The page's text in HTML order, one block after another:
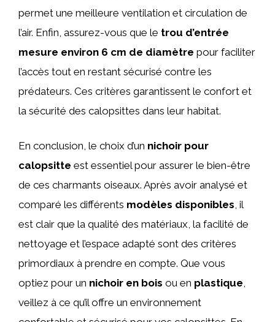
permet une meilleure ventilation et circulation de
l’air. Enfin, assurez-vous que le trou d’entrée
mesure environ 6 cm de diamètre pour faciliter
l’accès tout en restant sécurisé contre les
prédateurs. Ces critères garantissent le confort et
la sécurité des calopsittes dans leur habitat.
En conclusion, le choix d’un nichoir pour
calopsitte est essentiel pour assurer le bien-être
de ces charmants oiseaux. Après avoir analysé et
comparé les différents modèles disponibles, il
est clair que la qualité des matériaux, la facilité de
nettoyage et l’espace adapté sont des critères
primordiaux à prendre en compte. Que vous
optiez pour un nichoir en bois ou en plastique,
veillez à ce qu’il offre un environnement